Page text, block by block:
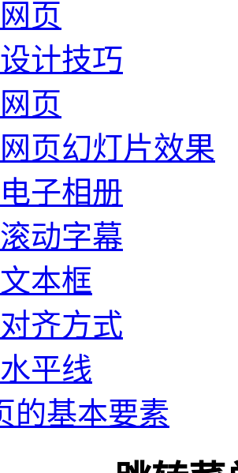
页
计技巧
页
页幻灯片效果
子相册
动字幕
本框
齐方式
平线
的基本要素